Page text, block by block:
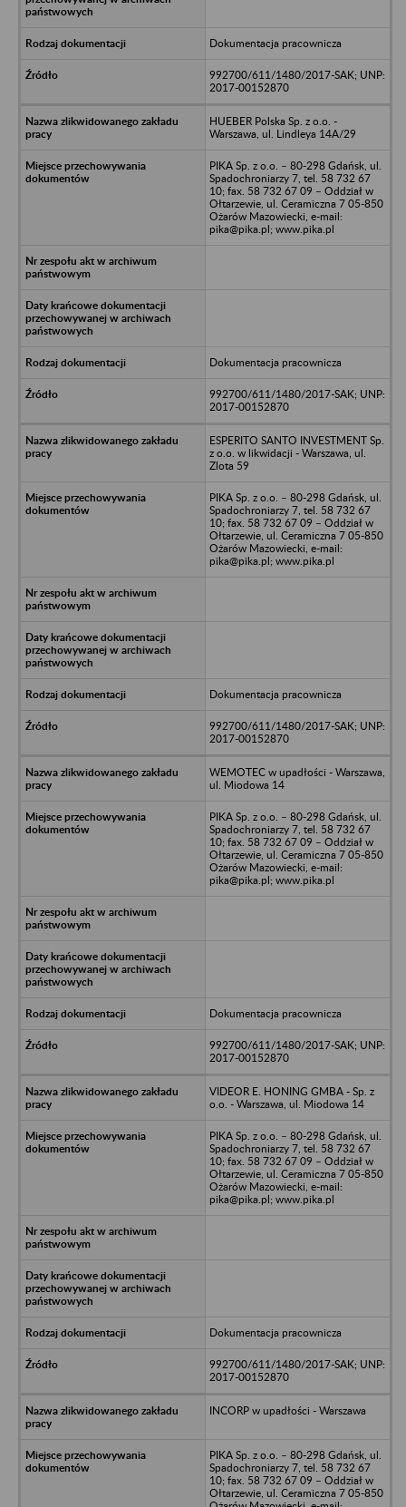
Dokumentacja pracownicza
992700/611/1480/2017-SAK; UNP:
2017-00152870
HUEBER Polska Sp. z o.o. -
Warszawa, ul. Lindleya 14A/29
PIKA Sp. z o.o. – 80-298 Gdańsk, ul.
Spadochroniarzy 7, tel. 58 732 67
10; fax. 58 732 67 09 – Oddział w
Ołtarzewie, ul. Ceramiczna 7 05-850
Ożarów Mazowiecki, e-mail:
pika@pika.pl; www.pika.pl
Dokumentacja pracownicza
992700/611/1480/2017-SAK; UNP:
2017-00152870
ESPERITO SANTO INVESTMENT Sp.
z o.o. w likwidacji - Warszawa, ul.
Zlota 59
PIKA Sp. z o.o. – 80-298 Gdańsk, ul.
Spadochroniarzy 7, tel. 58 732 67
10; fax. 58 732 67 09 – Oddział w
Ołtarzewie, ul. Ceramiczna 7 05-850
Ożarów Mazowiecki, e-mail:
pika@pika.pl; www.pika.pl
Dokumentacja pracownicza
992700/611/1480/2017-SAK; UNP:
2017-00152870
WEMOTEC w upadłości - Warszawa,
ul. Miodowa 14
PIKA Sp. z o.o. – 80-298 Gdańsk, ul.
Spadochroniarzy 7, tel. 58 732 67
10; fax. 58 732 67 09 – Oddział w
Ołtarzewie, ul. Ceramiczna 7 05-850
Ożarów Mazowiecki, e-mail:
pika@pika.pl; www.pika.pl
Dokumentacja pracownicza
992700/611/1480/2017-SAK; UNP:
2017-00152870
VIDEOR E. HONING GMBA - Sp. z
o.o. - Warszawa, ul. Miodowa 14
PIKA Sp. z o.o. – 80-298 Gdańsk, ul.
Spadochroniarzy 7, tel. 58 732 67
10; fax. 58 732 67 09 – Oddział w
Ołtarzewie, ul. Ceramiczna 7 05-850
Ożarów Mazowiecki, e-mail:
pika@pika.pl; www.pika.pl
Dokumentacja pracownicza
992700/611/1480/2017-SAK; UNP:
2017-00152870
INCORP w upadłości - Warszawa
PIKA Sp. z o.o. – 80-298 Gdańsk, ul.
Spadochroniarzy 7, tel. 58 732 67
10; fax. 58 732 67 09 – Oddział w
Ołtarzewie, ul. Ceramiczna 7 05-850